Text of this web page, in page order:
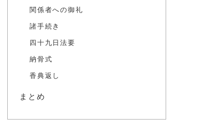
関係者への御礼
諸手続き
四十九日法要
納骨式
香典返し
まとめ